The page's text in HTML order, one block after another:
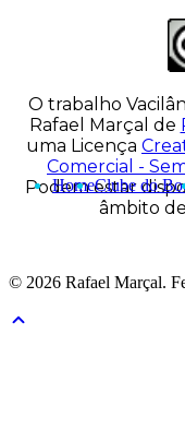
O trabalho
Rafael Marçal de
uma Licença
Comercial -
Podem estar
âmbito
HomeClube do
© 2026 Rafael Marçal.